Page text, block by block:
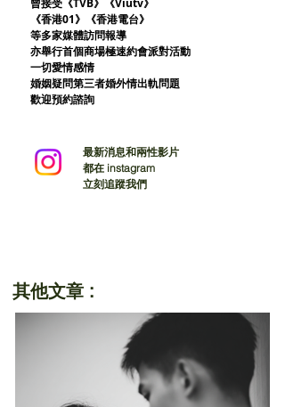
曾接受《TVB》《Viutv》
《香港01》
《香港電台》
等多家媒體訪問報導
亦舉行首個商場極速約會派對活動
一切愛情感情
婚姻疑問第三者婚外情出軌問題
歡迎預約諮詢
最新消息和兩性影片
都在 instagram
立刻追蹤我們
其他文章 :